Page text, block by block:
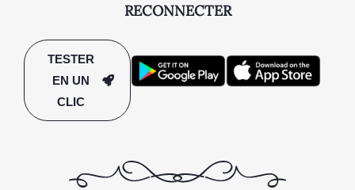
RECONNECTER
TESTER
EN UN
CLIC